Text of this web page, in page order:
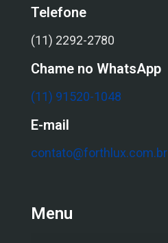
Telefone
(11) 2292-2780
Chame no WhatsApp
(11) 91520-1048
E-mail
contato@forthlux.com.br
Menu